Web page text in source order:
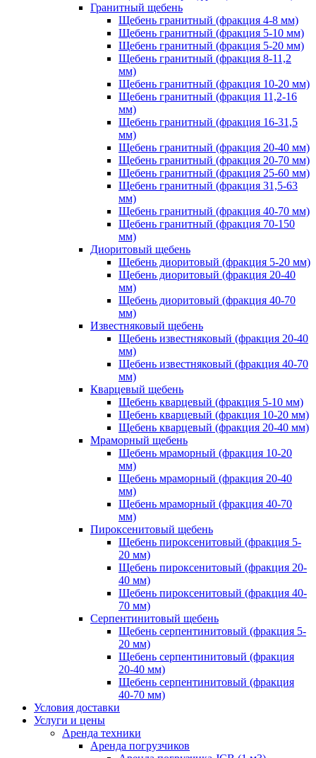
Гранитный щебень
Щебень гранитный (фракция 4-8 мм)
Щебень гранитный (фракция 5-10 мм)
Щебень гранитный (фракция 5-20 мм)
Щебень гранитный (фракция 8-11,2
мм)
Щебень гранитный (фракция 10-20 мм)
Щебень гранитный (фракция 11,2-16
мм)
Щебень гранитный (фракция 16-31,5
мм)
Щебень гранитный (фракция 20-40 мм)
Щебень гранитный (фракция 20-70 мм)
Щебень гранитный (фракция 25-60 мм)
Щебень гранитный (фракция 31,5-63
мм)
Щебень гранитный (фракция 40-70 мм)
Щебень гранитный (фракция 70-150
мм)
Диоритовый щебень
Щебень диоритовый (фракция 5-20 мм)
Щебень диоритовый (фракция 20-40
мм)
Щебень диоритовый (фракция 40-70
мм)
Известняковый щебень
Щебень известняковый (фракция 20-40
мм)
Щебень известняковый (фракция 40-70
мм)
Кварцевый щебень
Щебень кварцевый (фракция 5-10 мм)
Щебень кварцевый (фракция 10-20 мм)
Щебень кварцевый (фракция 20-40 мм)
Мраморный щебень
Щебень мраморный (фракция 10-20
мм)
Щебень мраморный (фракция 20-40
мм)
Щебень мраморный (фракция 40-70
мм)
Пироксенитовый щебень
Щебень пироксенитовый (фракция 5-
20 мм)
Щебень пироксенитовый (фракция 20-
40 мм)
Щебень пироксенитовый (фракция 40-
70 мм)
Серпентинитовый щебень
Щебень серпентинитовый (фракция 5-
20 мм)
Щебень серпентинитовый (фракция
20-40 мм)
Щебень серпентинитовый (фракция
40-70 мм)
Условия доставки
Услуги и цены
Аренда техники
Аренда погрузчиков